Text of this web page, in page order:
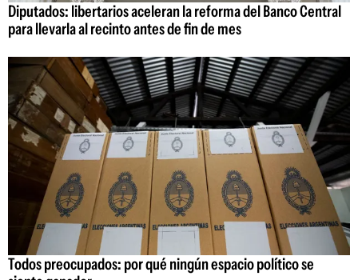
Diputados: libertarios aceleran la reforma del Banco Central
para llevarla al recinto antes de fin de mes
Todos preocupados: por qué ningún espacio político se